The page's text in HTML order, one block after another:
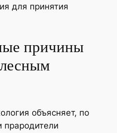
для принятия
причины
объясняет, по
прародители